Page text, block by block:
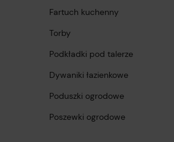
Fartuch kuchenny
Torby
Podkładki pod talerze
Dywaniki łazienkowe
Poduszki ogrodowe
Poszewki ogrodowe